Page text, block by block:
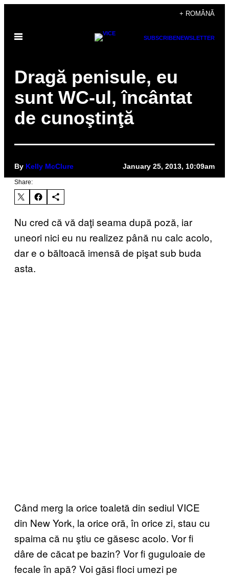
content
+ ROMÂNĂ
Open
SUBSCRIBENEWSLETTER
Dragă penisule, eu
sunt WC-ul, încântat
de cunoştinţă
By Kelly McClure January 25, 2013, 10:09am
Share:
Nu cred că vă daţi seama după poză, iar
uneori nici eu nu realizez până nu calc acolo,
dar e o băltoacă imensă de pişat sub buda
asta.
Când merg la orice toaletă din sediul VICE
din New York, la orice oră, în orice zi, stau cu
spaima că nu ştiu ce găsesc acolo. Vor fi
dâre de căcat pe bazin? Vor fi guguloaie de
fecale în apă? Voi găsi floci umezi pe